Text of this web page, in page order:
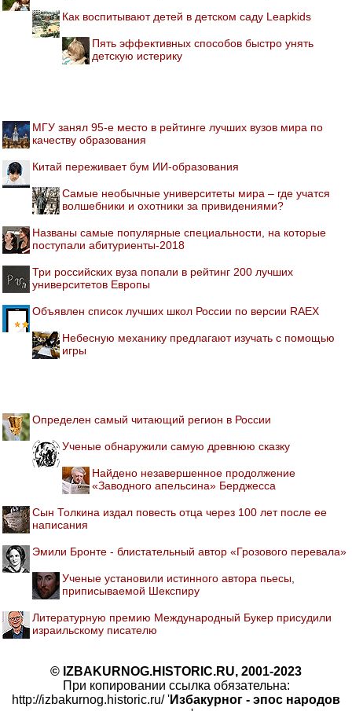
Как воспитывают детей в детском саду Leapkids
Пять эффективных способов быстро унять
детскую истерику
МГУ занял 95-е место в рейтинге лучших вузов мира по
качеству образования
Китай переживает бум ИИ-образования
Самые необычные университеты мира – где учатся
волшебники и охотники за привидениями?
Названы самые популярные специальности, на которые
поступали абитуриенты-2018
Три российских вуза попали в рейтинг 200 лучших
университетов Европы
Объявлен список лучших школ России по версии RAEX
Небесную механику предлагают изучать с помощью
игры
Определен самый читающий регион в России
Ученые обнаружили самую древнюю сказку
Найдено незавершенное продолжение
«Заводного апельсина» Берджесса
Сын Толкина издал повесть отца через 100 лет после ее
написания
Эмили Бронте - блистательный автор «Грозового перевала»
Ученые установили истинного автора пьесы,
приписываемой Шекспиру
Литературную премию Международный Букер присудили
израильскому писателю
© IZBAKURNOG.HISTORIC.RU, 2001-2023
При копировании ссылка обязательна:
http://izbakurnog.historic.ru/ 'Избакурног - эпос народов